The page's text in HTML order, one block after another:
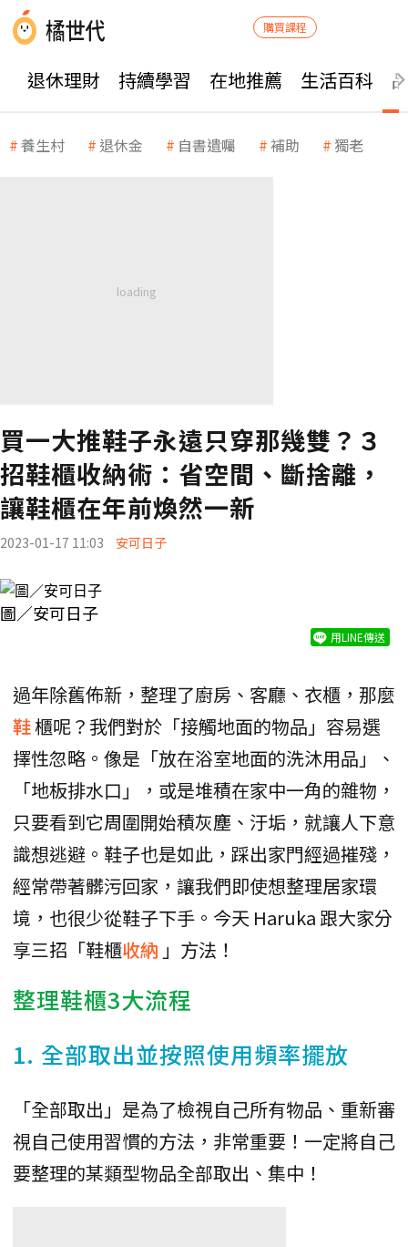
購買課程
退休理財 持續學習 在地推薦 生活百科
養生村 退休金 自書遺囑 補助 獨老
買一大推鞋子永遠只穿那幾雙？３
招鞋櫃收納術：省空間、斷捨離，
讓鞋櫃在年前煥然一新
2023-01-17 11:03 安可日子
圖／安可日子
用LINE傳送
過年除舊佈新，整理了廚房、客廳、衣櫃，那麼
鞋櫃呢？我們對於「接觸地面的物品」容易選
擇性忽略。像是「放在浴室地面的洗沐用品」、
「地板排水口」，或是堆積在家中一角的雜物，
只要看到它周圍開始積灰塵、汙垢，就讓人下意
識想逃避。鞋子也是如此，踩出家門經過摧殘，
經常帶著髒污回家，讓我們即使想整理居家環
境，也很少從鞋子下手。今天 Haruka 跟大家分
享三招「鞋櫃收納 」方法！
整理鞋櫃3大流程
1. 全部取出並按照使用頻率擺放
「全部取出」是為了檢視自己所有物品、重新審
視自己使用習慣的方法，非常重要！一定將自己
要整理的某類型物品全部取出、集中！